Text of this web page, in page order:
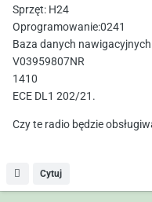
Sprzęt: H24
Oprogramowanie:0241
Baza danych
V03959807NR
1410
ECE DL1 202/21.
Czy te radio będzie
Cytuj